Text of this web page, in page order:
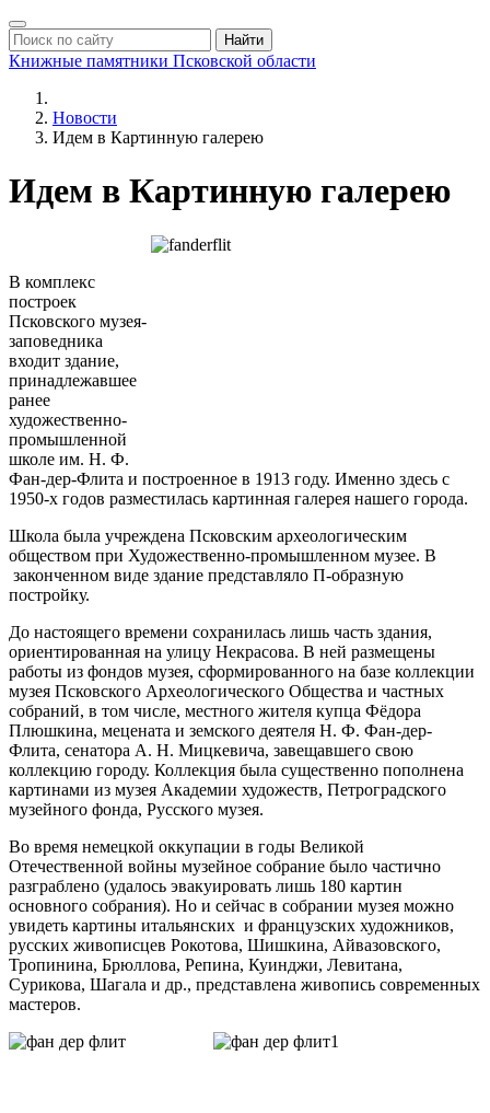
Найти
Книжные памятники Псковской области
Новости
Идем в Картинную галерею
Идем в Картинную галерею
В комплекс
построек
Псковского музея-
заповедника
входит здание,
принадлежавшее
ранее
художественно-
промышленной
школе им. Н. Ф.
Фан-дер-Флита и построенное в 1913 году. Именно здесь с
1950-х годов разместилась картинная галерея нашего города.
Школа была учреждена Псковским археологическим
обществом при Художественно-промышленном музее. В
законченном виде здание представляло П-образную
постройку.
До настоящего времени сохранилась лишь часть здания,
ориентированная на улицу Некрасова. В ней размещены
работы из фондов музея, сформированного на базе коллекции
музея Псковского Археологического Общества и частных
собраний, в том числе, местного жителя купца Фёдора
Плюшкина, мецената и земского деятеля Н. Ф. Фан-дер-
Флита, сенатора А. Н. Мицкевича, завещавшего свою
коллекцию городу. Коллекция была существенно пополнена
картинами из музея Академии художеств, Петроградского
музейного фонда, Русского музея.
Во время немецкой оккупации в годы Великой
Отечественной войны музейное собрание было частично
разграблено (удалось эвакуировать лишь 180 картин
основного собрания). Но и сейчас в собрании музея можно
увидеть картины итальянских и французских художников,
русских живописцев Рокотова, Шишкина, Айвазовского,
Тропинина, Брюллова, Репина, Куинджи, Левитана,
Сурикова, Шагала и др., представлена живопись современных
мастеров.